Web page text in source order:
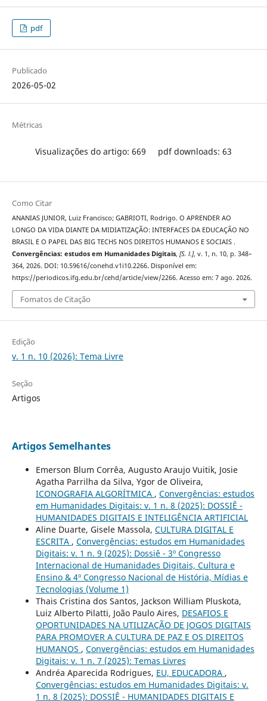
pdf
Publicado
2026-05-02
Métricas
Visualizações do artigo: 669 pdf downloads: 63
Como Citar
ANANIAS JUNIOR, Luiz Francisco; GABRIOTI, Rodrigo. O APRENDER AO
LONGO DA VIDA DIANTE DA MIDIATIZAÇÃO: INTERFACES DA EDUCAÇÃO NO
BRASIL E O PAPEL DAS BIG TECHS NOS DIREITOS HUMANOS E SOCIAIS .
Convergências: estudos em Humanidades Digitais, [S. l.], v. 1, n. 10, p. 348–
364, 2026. DOI: 10.59616/conehd.v1i10.2266. Disponível em:
https://periodicos.ifg.edu.br/cehd/article/view/2266. Acesso em: 7 ago. 2026.
Fomatos de Citação
Edição
v. 1 n. 10 (2026): Tema Livre
Seção
Artigos
Artigos Semelhantes
Emerson Blum Corrêa, Augusto Araujo Vuitik, Josie
Agatha Parrilha da Silva, Ygor de Oliveira,
ICONOGRAFIA ALGORÍTMICA , Convergências: estudos
em Humanidades Digitais: v. 1 n. 8 (2025): DOSSIÊ -
HUMANIDADES DIGITAIS E INTELIGÊNCIA ARTIFICIAL
Aline Duarte, Gisele Massola, CULTURA DIGITAL E
ESCRITA , Convergências: estudos em Humanidades
Digitais: v. 1 n. 9 (2025): Dossiê - 3º Congresso
Internacional de Humanidades Digitais, Cultura e
Ensino & 4º Congresso Nacional de História, Mídias e
Tecnologias (Volume 1)
Thais Cristina dos Santos, Jackson William Pluskota,
Luiz Alberto Pilatti, João Paulo Aires, DESAFIOS E
OPORTUNIDADES NA UTILIZAÇÃO DE JOGOS DIGITAIS
PARA PROMOVER A CULTURA DE PAZ E OS DIREITOS
HUMANOS , Convergências: estudos em Humanidades
Digitais: v. 1 n. 7 (2025): Temas Livres
Andréa Aparecida Rodrigues, EU, EDUCADORA ,
Convergências: estudos em Humanidades Digitais: v.
1 n. 8 (2025): DOSSIÊ - HUMANIDADES DIGITAIS E